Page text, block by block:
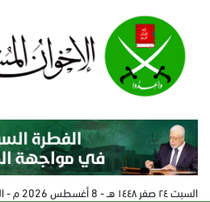
السبت ٢٤ صفر ١٤٤٨ هـ - 8 أغسطس 2026 م - الساعة 02:52 م